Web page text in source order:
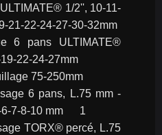
21-22-24-27-30-32mm
22-24-27mm
75-250mm
Entraînement 10 mm - 5-6-7-8-10 mm	1